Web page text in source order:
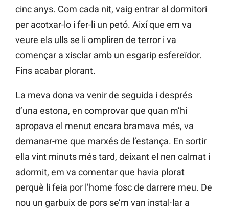
cinc anys. Com cada nit, vaig entrar al dormitori
per acotxar-lo i fer-li un petó. Així que em va
veure els ulls se li ompliren de terror i va
començar a xisclar amb un esgarip esfereïdor.
Fins acabar plorant.
La meva dona va venir de seguida i després
d’una estona, en comprovar que quan m’hi
apropava el menut encara bramava més, va
demanar-me que marxés de l’estança. En sortir
ella vint minuts més tard, deixant el nen calmat i
adormit, em va comentar que havia plorat
perquè li feia por l’home fosc de darrere meu. De
nou un garbuix de pors se’m van instal·lar a